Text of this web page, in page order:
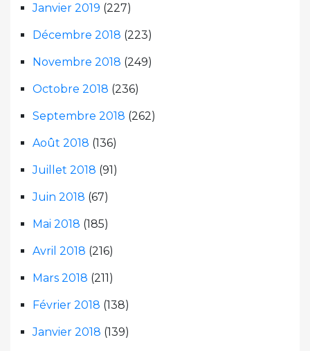
Janvier 2019 (227)
Décembre 2018 (223)
Novembre 2018 (249)
Octobre 2018 (236)
Septembre 2018 (262)
Août 2018 (136)
Juillet 2018 (91)
Juin 2018 (67)
Mai 2018 (185)
Avril 2018 (216)
Mars 2018 (211)
Février 2018 (138)
Janvier 2018 (139)